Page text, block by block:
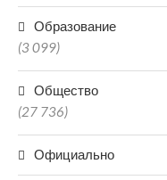
Образование
(3 099)
Общество
(27 736)
Официально